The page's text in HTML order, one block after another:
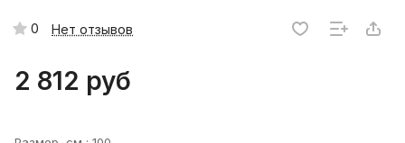
0 Нет отзывов
2 812 руб